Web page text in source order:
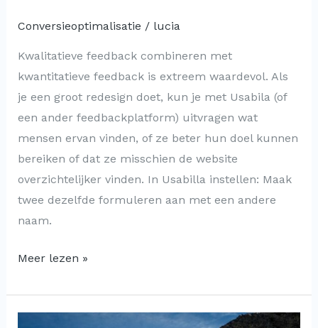
Conversieoptimalisatie / lucia
Kwalitatieve feedback combineren met
kwantitatieve feedback is extreem waardevol. Als
je een groot redesign doet, kun je met Usabila (of
een ander feedbackplatform) uitvragen wat
mensen ervan vinden, of ze beter hun doel kunnen
bereiken of dat ze misschien de website
overzichtelijker vinden. In Usabilla instellen: Maak
twee dezelfde formuleren aan met een andere
naam.
Meer lezen »